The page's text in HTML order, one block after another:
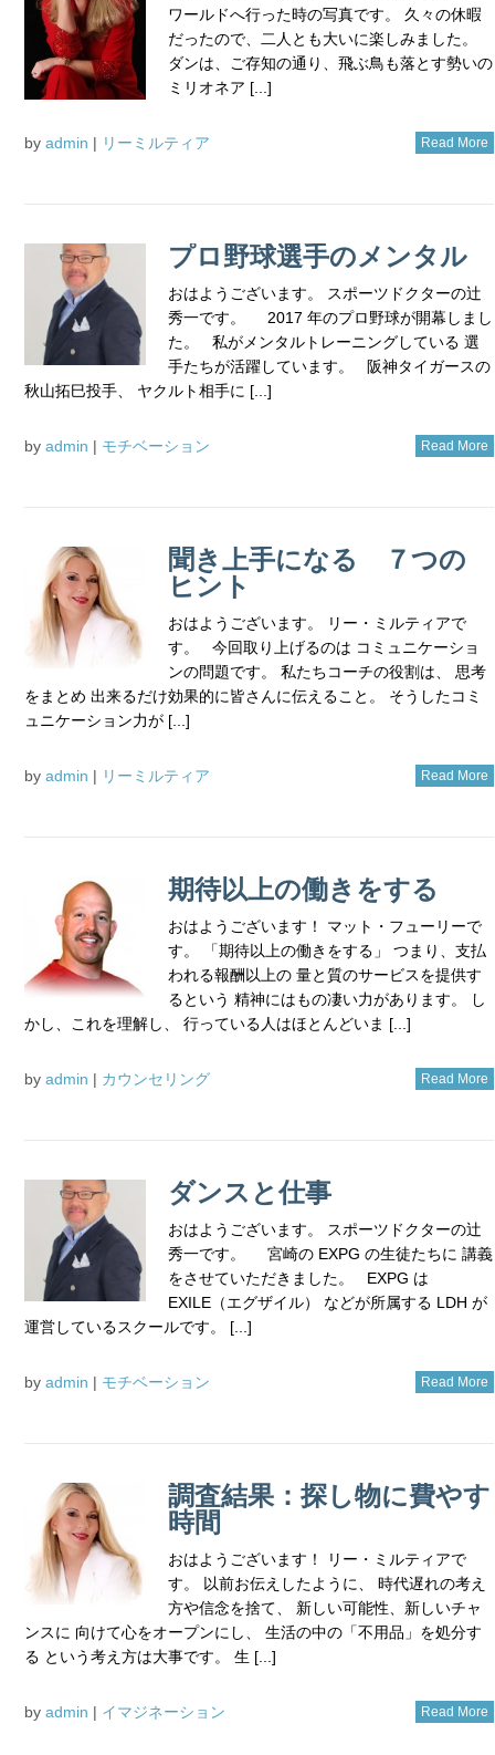
ワールドへ行った時の写真です。 久々の休暇
だったので、二人とも大いに楽しみました。
ダンは、ご存知の通り、飛ぶ鳥も落とす勢いの
ミリオネア [...]
by admin | リーミルティア Read More
プロ野球選手のメンタル
おはようございます。 スポーツドクターの辻
秀一です。 2017 年のプロ野球が開幕しまし
た。 私がメンタルトレーニングしている 選
手たちが活躍しています。 阪神タイガースの
秋山拓巳投手、 ヤクルト相手に [...]
by admin | モチベーション Read More
聞き上手になる ７つの
ヒント
おはようございます。 リー・ミルティアで
す。 今回取り上げるのは コミュニケーショ
ンの問題です。 私たちコーチの役割は、 思考
をまとめ 出来るだけ効果的に皆さんに伝えること。 そうしたコミ
ュニケーション力が [...]
by admin | リーミルティア Read More
期待以上の働きをする
おはようございます！ マット・フューリーで
す。 「期待以上の働きをする」 つまり、支払
われる報酬以上の 量と質のサービスを提供す
るという 精神にはもの凄い力があります。 し
かし、これを理解し、 行っている人はほとんどいま [...]
by admin | カウンセリング Read More
ダンスと仕事
おはようございます。 スポーツドクターの辻
秀一です。 宮崎の EXPG の生徒たちに 講義
をさせていただきました。 EXPG は
EXILE（エグザイル） などが所属する LDH が
運営しているスクールです。 [...]
by admin | モチベーション Read More
調査結果：探し物に費やす
時間
おはようございます！ リー・ミルティアで
す。 以前お伝えしたように、 時代遅れの考え
方や信念を捨て、 新しい可能性、新しいチャ
ンスに 向けて心をオープンにし、 生活の中の「不用品」を処分す
る という考え方は大事です。 生 [...]
by admin | イマジネーション Read More